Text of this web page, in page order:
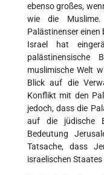
ebenso großes,
wie die
Palästinenser einen
Israel hat
muslimische Welt
Blick auf die
Konflikt mit den
jedoch, dass die
auf die jüdische
Bedeutung
Tatsache, dass
israelischen